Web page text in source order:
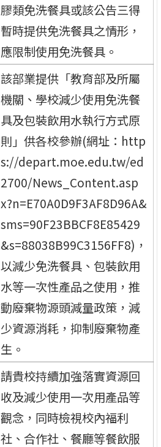
膠類免洗餐具或該公告三得
暫時提供免洗餐具之情形，
應限制使用免洗餐具。
該部業提供「教育部及所屬
機關、學校減少使用免洗餐
具及包裝飲用水執行方式原
則」供各校參辦(網址：http
s://depart.moe.edu.tw/ed
2700/News_Content.asp
x?n=E70A0D9F3AF8D96A&
sms=90F23BBCF8E85429
&s=88038B99C3156FF8)，
以減少免洗餐具、包裝飲用
水等一次性產品之使用，推
動廢棄物源頭減量政策，減
少資源消耗，抑制廢棄物產
生。
請貴校持續加強落實資源回
收及減少使用一次用產品等
觀念，同時檢視校內福利
社、合作社、餐廳等餐飲服